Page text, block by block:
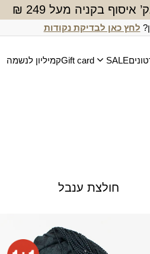
בקניה מעל 249 ₪
לחץ כאן לבדיקת נקודות
SALE
Gift cardקמיליון לנשמה
חולצת ענבל